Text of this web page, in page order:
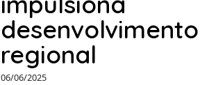
desenvolvimento
regional
06/06/2025